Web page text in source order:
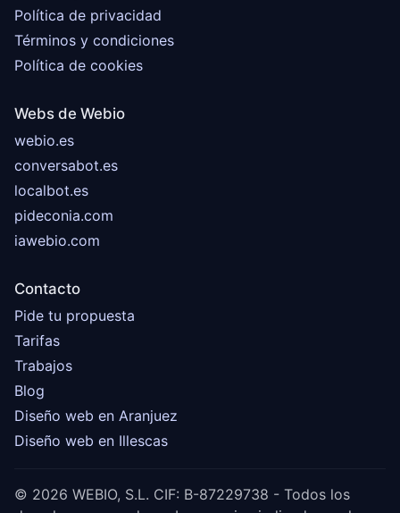
Política de privacidad
Términos y condiciones
Política de cookies
Webs de Webio
webio.es
conversabot.es
localbot.es
pideconia.com
iawebio.com
Contacto
Pide tu propuesta
Tarifas
Trabajos
Blog
Diseño web en Aranjuez
Diseño web en Illescas
© 2026 WEBIO, S.L. CIF: B-87229738 - Todos los